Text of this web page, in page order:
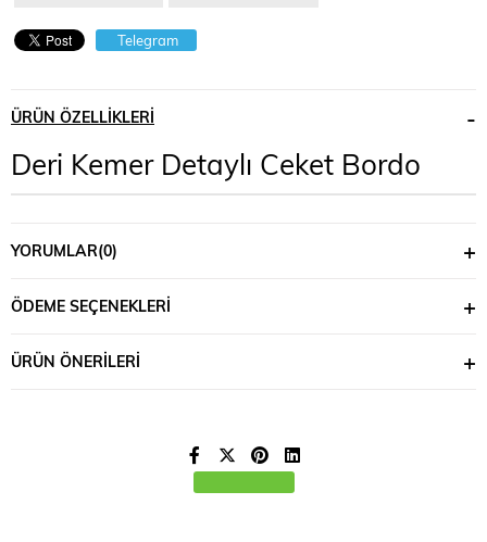
Telegram
ÜRÜN ÖZELLIKLERI
Deri Kemer Detaylı Ceket Bordo
YORUMLAR(0)
ÖDEME SEÇENEKLERI
ÜRÜN ÖNERILERI